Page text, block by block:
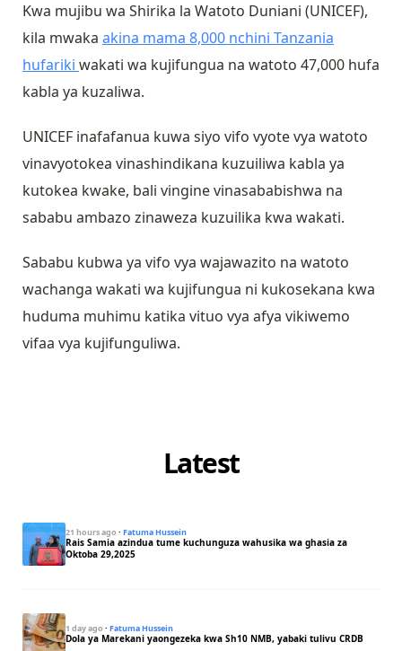
Kwa mujibu wa Shirika la Watoto Duniani (UNICEF),
kila mwaka akina mama 8,000 nchini Tanzania
hufariki wakati wa kujifungua na watoto 47,000 hufa
kabla ya kuzaliwa.
UNICEF inafafanua kuwa siyo vifo vyote vya watoto
vinavyotokea vinashindikana kuzuiliwa kabla ya
kutokea kwake, bali vingine vinasababishwa na
sababu ambazo zinaweza kuzuilika kwa wakati.
Sababu kubwa ya vifo vya wajawazito na watoto
wachanga wakati wa kujifungua ni kukosekana kwa
huduma muhimu katika vituo vya afya vikiwemo
vifaa vya kujifunguliwa.
Latest
21 hours ago · Fatuma Hussein
Rais Samia azindua tume kuchunguza wahusika wa ghasia za
Oktoba 29,2025
1 day ago · Fatuma Hussein
Dola ya Marekani yaongezeka kwa Sh10 NMB, yabaki tulivu CRDB